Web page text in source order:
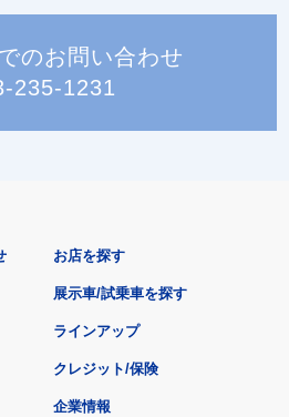
のお問い合わせ
235-1231
お店を探す
展示車/試乗車を探す
ラインアップ
クレジット/保険
企業情報